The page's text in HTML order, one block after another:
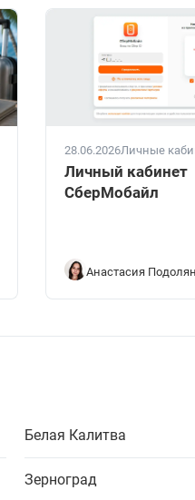
28.06.2026Личные
Личный кабинет
СберМобайл
Анастасия Подолян
Белая Калитва
Зерноград